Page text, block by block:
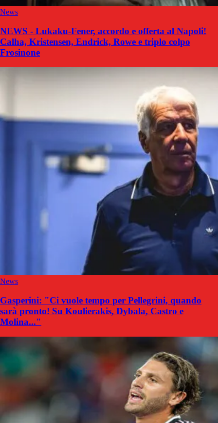
News
NEWS - Lukaku-Fener, accordo e offerta al Napoli!
Calha, Kristensen, Endrick, Rowe e triplo colpo
Frosinone
News
Gasperini: "Ci vuole tempo per Pellegrini, quando
sarà pronto! Su Koulierakis, Dybala, Castro e
Molina..."